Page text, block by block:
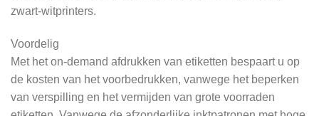
zwart-witprinters.
Voordelig
Met het on-demand afdrukken van etiketten bespaart u op
de kosten van het voorbedrukken, vanwege het beperken
van verspilling en het vermijden van grote voorraden